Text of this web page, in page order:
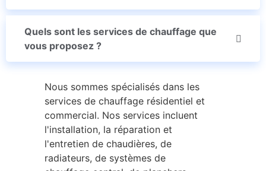
Quels sont les services de chauffage que
vous proposez ?
Nous sommes spécialisés dans les
services de chauffage résidentiel et
commercial. Nos services incluent
l'installation, la réparation et
l'entretien de chaudières, de
radiateurs, de systèmes de